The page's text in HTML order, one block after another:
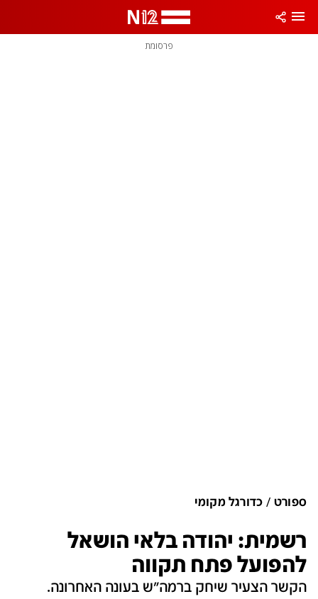
פרסומת
ספורט כדורגל מקומי
רשמית: יהודה בלאי הושאל
להפועל פתח תקווה
הקשר הצעיר שיחק ברמה"ש בעונה האחרונה.